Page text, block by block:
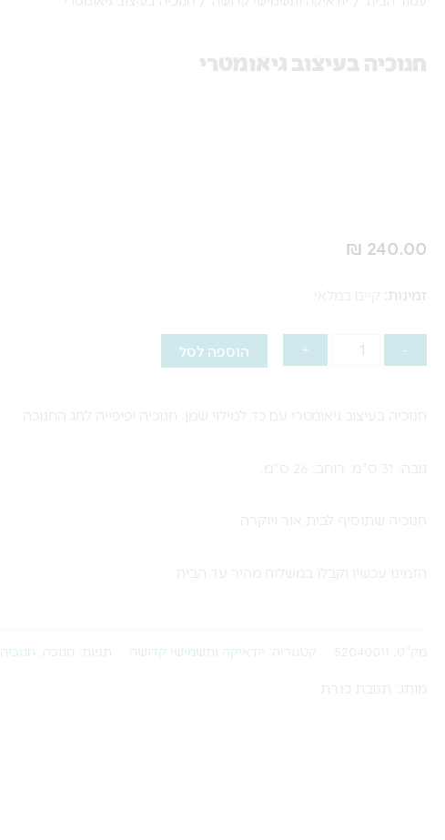
חנוכיה בעיצוב גיאומטרי
₪ 240.00
זמינות: קיים במלאי
-
כמות
חנוכיה
+ הוספה לסל
חנוכיה בעיצוב גיאומטרי עם כד למילוי שמן. חנוכיה יפיפייה לחג החנוכה.
גובה: 31 ס"מ. רוחב: 26 ס"מ.
חנוכיה שתוסיף לבית אור ויוקרה.
הזמינו עכשיו וקבלו במשלוח מהיר עד הבית.
מק"ט: 52040011 קטגוריה: יודאיקה ותשמישי קדושה חנוכה חנוכיה
מותג: תנובת כנרת